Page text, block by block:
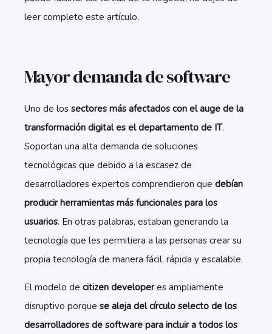
leer completo este artículo.
Mayor demanda de software
Uno de los sectores más afectados con el auge de la
transformación digital es el departamento de IT.
Soportan una alta demanda de soluciones
tecnológicas que debido a la escasez de
desarrolladores expertos comprendieron que debían
producir herramientas más funcionales para los
usuarios. En otras palabras, estaban generando la
tecnología que les permitiera a las personas crear su
propia tecnología de manera fácil, rápida y escalable.
El modelo de citizen developeres ampliamente
disruptivo porque se aleja del círculo selecto de los
desarrolladores de software para incluir a todos los